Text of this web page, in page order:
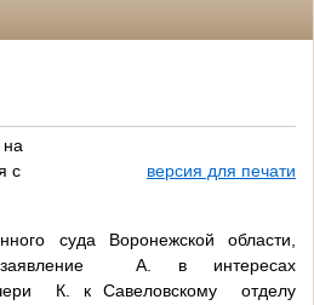
на
с
версия для печати
суда Воронежской области,
заявление А. в интересах
К. к Савеловскому отделу